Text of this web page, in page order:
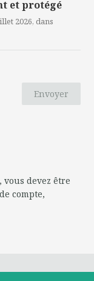
et protégé
2026, dans
Envoyer
devez être
compte,